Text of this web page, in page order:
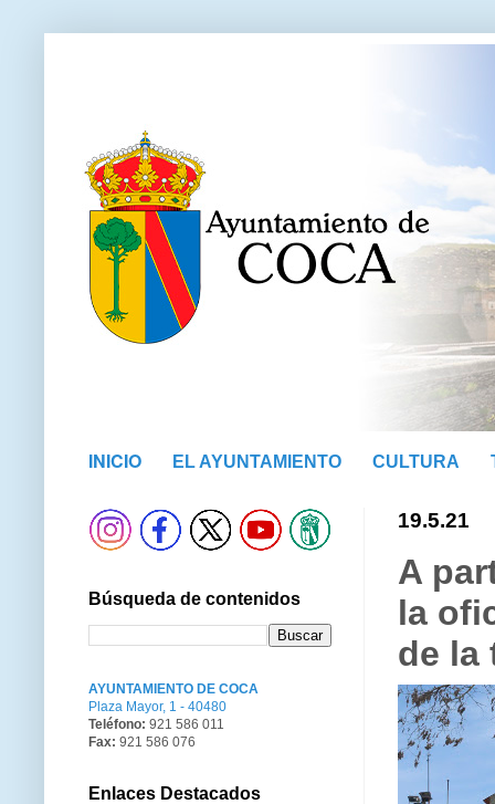
INICIO EL AYUNTAMIENTO CULTURA
19.5.21
A
la
de la
Búsqueda de contenidos
AYUNTAMIENTO DE COCA
Plaza Mayor, 1 - 40480
Teléfono: 921 586 011
Fax: 921 586 076
Enlaces Destacados